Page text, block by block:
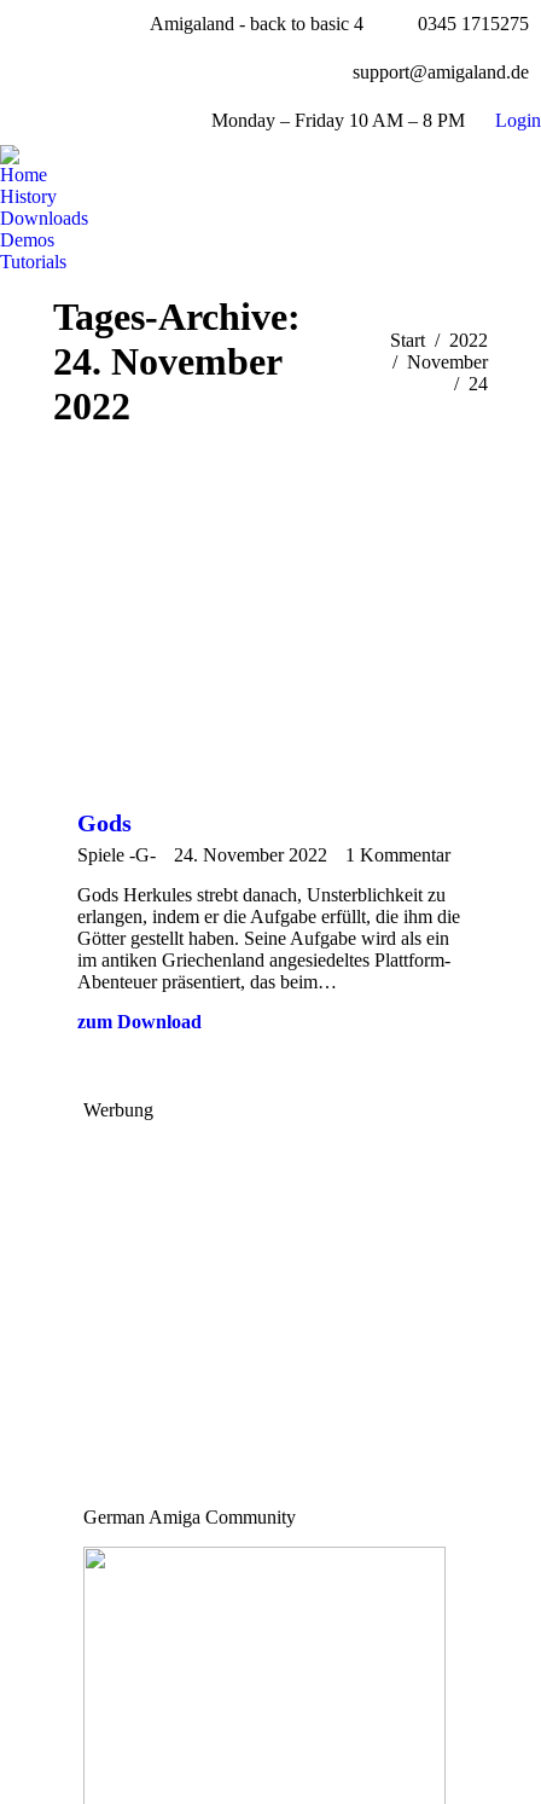
window
in
new
window
opens
in
new
window
Mail
page
opens
in
new
Amigaland - back to basic 4 0345 1715275
support@amigaland.de
Monday – Friday 10 AM – 8 PM Login
Home
History
Downloads
Demos
Tutorials
Tages-Archive:
24. November
2022
Sie befinden sich hier:
Start
2022
November
24
Gods
Spiele -G- 24. November 2022
1 Kommentar
Gods Herkules strebt danach, Unsterblichkeit zu
erlangen, indem er die Aufgabe erfüllt, die ihm die
Götter gestellt haben. Seine Aufgabe wird als ein
im antiken Griechenland angesiedeltes Plattform-
Abenteuer präsentiert, das beim…
zum Download
Werbung
German Amiga Community